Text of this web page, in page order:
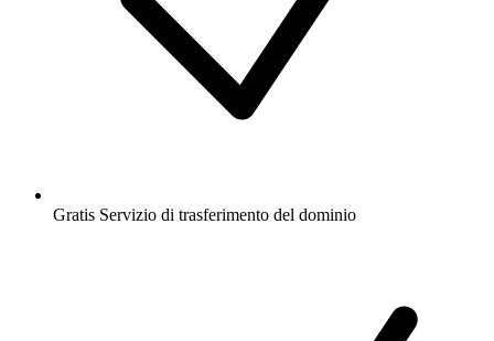
Gratis Servizio di trasferimento del dominio